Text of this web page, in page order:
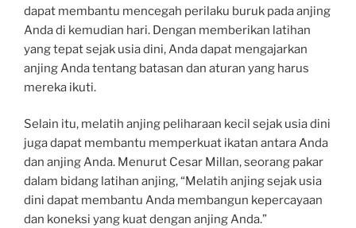
dapat membantu mencegah perilaku buruk pada anjing
Anda di kemudian hari. Dengan memberikan latihan
yang tepat sejak usia dini, Anda dapat mengajarkan
anjing Anda tentang batasan dan aturan yang harus
mereka ikuti.
Selain itu, melatih anjing peliharaan kecil sejak usia dini
juga dapat membantu memperkuat ikatan antara Anda
dan anjing Anda. Menurut Cesar Millan, seorang pakar
dalam bidang latihan anjing, “Melatih anjing sejak usia
dini dapat membantu Anda membangun kepercayaan
dan koneksi yang kuat dengan anjing Anda.”